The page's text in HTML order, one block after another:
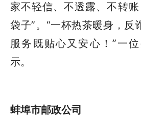
家不轻信、不透露、不转
袋子”。“一杯热茶暖身，反
服务既贴心又安心！”一
示。
蚌埠市邮政公司